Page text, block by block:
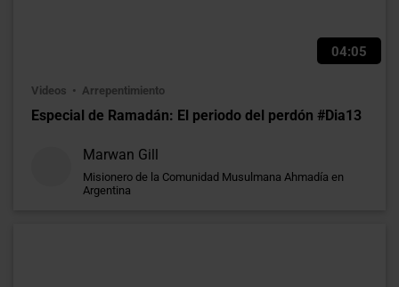
04:05
Videos Arrepentimiento
Especial de Ramadán: El periodo del perdón #Dia13
Marwan Gill
Misionero de la Comunidad Musulmana Ahmadía en
Argentina